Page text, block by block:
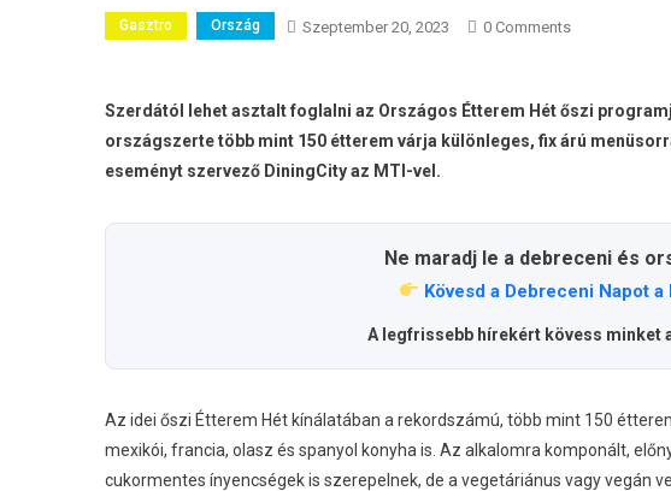
Gasztro Ország Szeptember 20, 2023 0 Comments
Szerdától lehet asztalt foglalni az Országos Étterem Hét őszi
országszerte több mint 150 étterem várja különleges, fix árú
eseményt szervező DiningCity az MTI-vel.
Ne maradj le a debreceni és
Kövesd a Debreceni Napot a
A legfrissebb hírekért kövess minket
Az idei őszi Étterem Hét kínálatában a rekordszámú, több mint 150
mexikói, francia, olasz és spanyol konyha is. Az alkalomra komponált,
cukormentes ínyencségek is szerepelnek, de a vegetáriánus vagy vegán